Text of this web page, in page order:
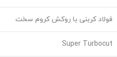
فولاد کربنی با روکش کروم سخت
Super Turbocut